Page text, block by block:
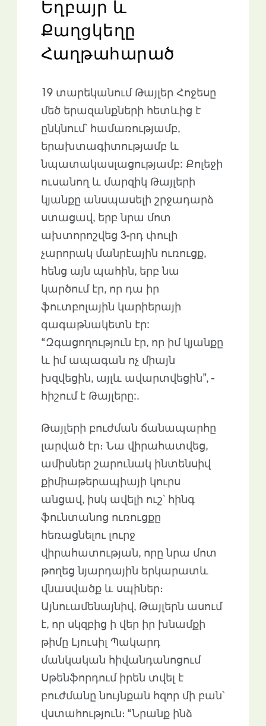
Եղբայր ԵՒ
Քաղցկեղը
Հաղթահարած
19 տարեկանում Թայլեր Հոջեսը
մեծ երազանքների հետևից է
ընկնում՝ համառությամբ,
երախտագիտությամբ և
նպատակասլացությամբ: Քոլեջի
ուսանող և մարզիկ Թայլերի
կյանքը անսպասելի շրջադարձ
ստացավ, երբ նրա մոտ
ախտորոշվեց 3-րդ փուլի
չարորակ մանրէային ուռուցք,
հենց այն պահին, երբ նա
կարծում էր, որ դա իր
ֆուտբոլային կարիերայի
գագաթնակետն էր:
“Զգացողություն էր, որ իմ կյանքը
և իմ ապագան ոչ միայն
խզվեցին, այլև ավարտվեցին”, -
հիշում է Թայլերը:.
Թայլերի բուժման ճանապարհը
լարված էր։ Նա վիրահատվեց,
ամիսներ շարունակ ինտենսիվ
քիմիաթերապիայի կուրս
անցավ, իսկ ավելի ուշ՝ հինգ
ֆունտանոց ուռուցքը
հեռացնելու լուրջ
վիրահատության, որը նրա մոտ
թողեց նյարդային երկարատև
վնասվածք և սպիներ։
Այնուամենայնիվ, Թայլերն ասում
է, որ սկզբից ի վեր իր խնամքի
թիմը Լյուսիլ Պակարդ
մանկական հիվանդանոցում
Սթենֆորդում իրեն տվել է
բուժմանը նույնքան հզոր մի բան՝
վստահություն։ “Նրանք ինձ